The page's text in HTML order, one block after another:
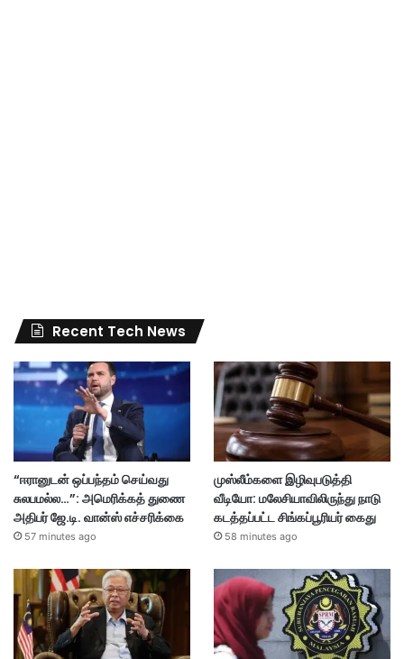
Recent Tech News
“ஈரானுடன் ஒப்பந்தம் செய்வது
சுலபமல்ல…”: அமெரிக்கத் துணை
அதிபர் ஜே.டி. வான்ஸ் எச்சரிக்கை
57 minutes ago
முஸ்லீம்களை இழிவுபடுத்தி
வீடியோ: மலேசியாவிலிருந்து நாடு
கடத்தப்பட்ட சிங்கப்பூரியர் கைது
58 minutes ago